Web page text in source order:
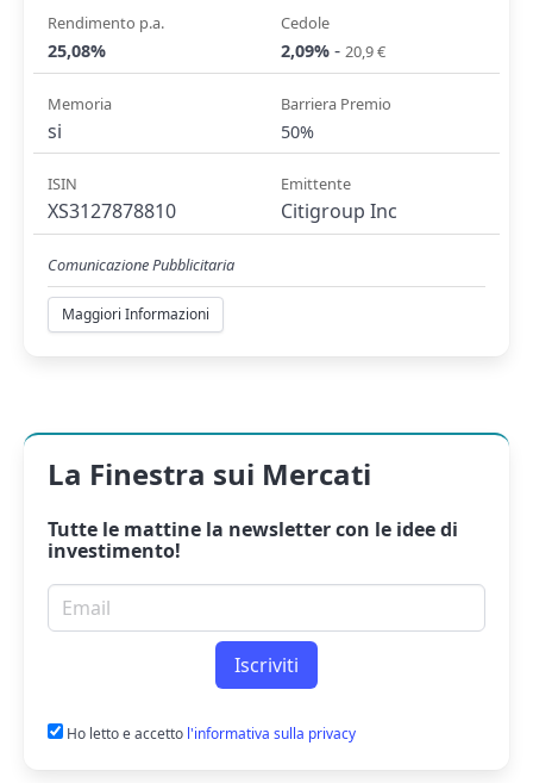
Rendimento p.a.
25,08%
Cedole
2,09% - 20,9 €
Memoria
si
Barriera Premio
50%
ISIN
XS3127878810
Emittente
Citigroup Inc
Comunicazione Pubblicitaria
Maggiori Informazioni
La Finestra sui Mercati
Tutte le mattine la newslettercon le idee di
investimento!
Email per newsletter
Iscriviti
Ho letto e accetto l'informativa sulla privacy